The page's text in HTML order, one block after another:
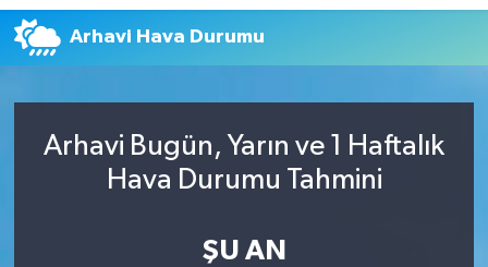
Arhavi Hava Durumu
Arhavi Bugün, Yarın ve 1 Haftalık
Hava Durumu Tahmini
ŞU AN
Tüm Manşetler
Son Dakika Haberleri